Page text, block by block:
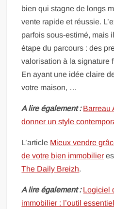
bien qui stagne de longs
vente rapide et réussie.
parfois sous-estimé, mais
étape du parcours : des
valorisation à la signature
En ayant une idée claire
votre maison, …
A lire également : Barreau
donner un style
L’article Mieux vendre
de votre bien immobilier
The Daily Breizh.
A lire également : Logiciel
immobilier : l’outil